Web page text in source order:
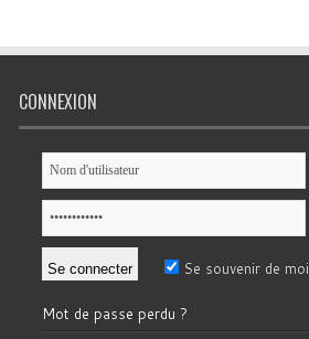
CONNEXION
Se souvenir de moi
Mot de passe perdu ?